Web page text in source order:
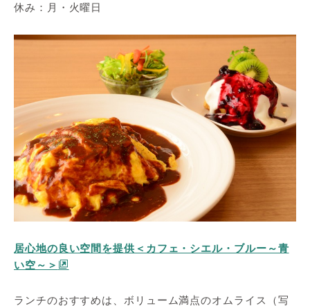
休み：月・火曜日
居心地の良い空間を提供＜カフェ・シエル・ブルー～青
い空～＞
ランチのおすすめは、ボリューム満点のオムライス（写